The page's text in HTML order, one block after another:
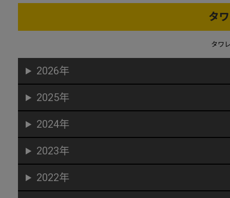
タ
タワ
2026年
2025年
2024年
2023年
2022年